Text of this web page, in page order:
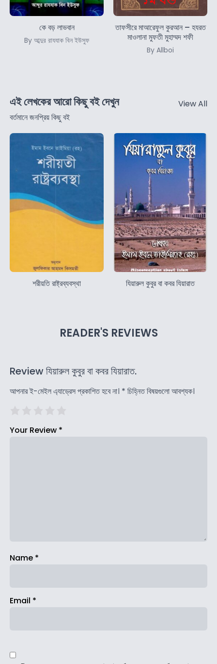
কে বড় লাভবান
By আব্দুর রাযযাক বিন ইউসুফ
তাফসীরে মাআরেফুল কুরআন – হযরত
মাওলানা মুফতী মুহাম্মদ শফী
By Allboi
এই লেখকের আরো কিছু বই দেখুন
বর্তমানে জনপ্রিয় কিছু বই
View All
শরীয়তি রাষ্ট্রব্যবস্থা যিয়ারুল কুবুর বা কবর যিয়ারাত
READER'S REVIEWS
Review যিয়ারুল কুবুর বা কবর যিয়ারাত.
আপনার ই-মেইল এ্যাড্রেস প্রকাশিত হবে না। * চিহ্নিত বিষয়গুলো আবশ্যক।
Your Review *
Name *
Email *